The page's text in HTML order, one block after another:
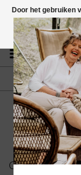
GRATIS
Vanaf € 75,-
Collectie
Door het gebruiken
cookies om onze